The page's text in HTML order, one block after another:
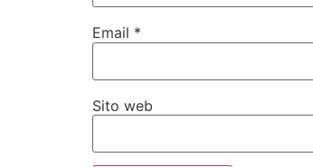
Email *
Sito web